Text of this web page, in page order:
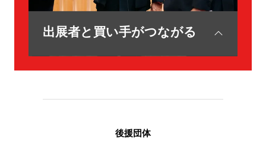
出展者と買い手がつながる
ーと出会うことができる唯一のプラットフォ
後援団体